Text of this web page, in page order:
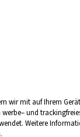
wir mit auf Ihrem
und
Weitere